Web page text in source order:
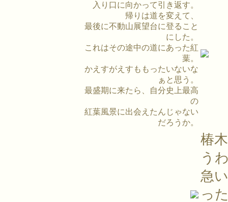
入り口に向かって引き返す。
帰りは道を変えて、
最後に不動山展望台に登ること
にした。
これはその途中の道にあった紅
葉。
かえすがえすももったいないな
ぁと思う。
最盛期に来たら、自分史上最高
の
紅葉風景に出会えたんじゃない
だろうか。
椿
う
急
っ